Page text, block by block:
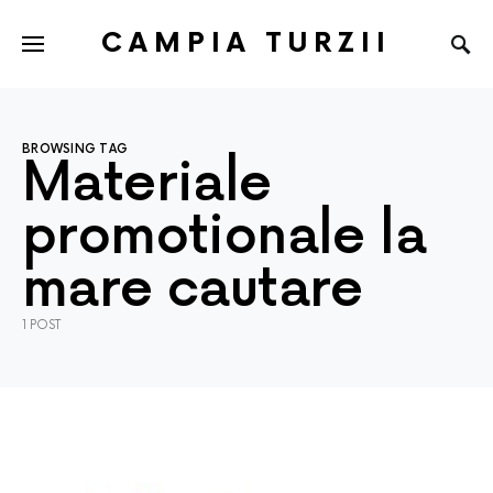
CAMPIA TURZII
BROWSING TAG
Materiale
promotionale la
mare cautare
1 POST